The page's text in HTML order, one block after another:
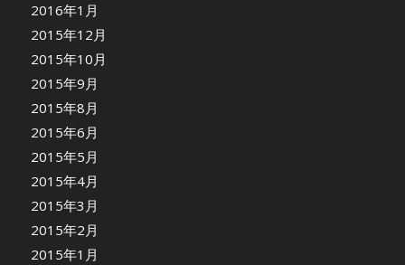
2016年1月
2015年12月
2015年10月
2015年9月
2015年8月
2015年6月
2015年5月
2015年4月
2015年3月
2015年2月
2015年1月